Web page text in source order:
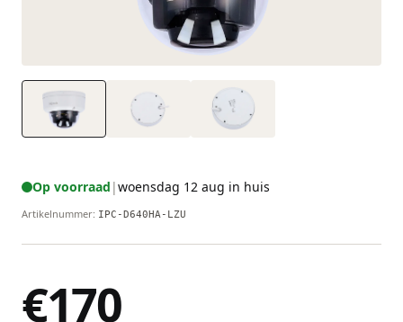
Op voorraad |woensdag 12 aug in huis
Artikelnummer: IPC-D640HA-LZU
€170